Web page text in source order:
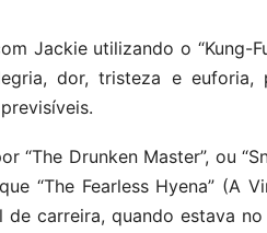
Jackie utilizando o “Kung-
dor, tristeza e
“The Drunken Master”, ou
“The Fearless Hyena” (A
de carreira, quando estava